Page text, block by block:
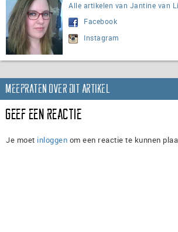
Alle artikelen van Jantine van
Facebook
Instagram
Meepraten over dit artikel
Geef een reactie
Je moet inloggen om een reactie te kunnen